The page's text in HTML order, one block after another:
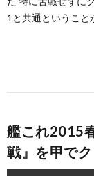
1と共通ということ
艦これ2015
戦』を甲で